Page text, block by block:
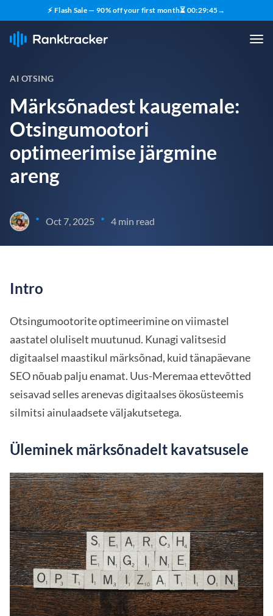
⚡ Flash Sale — 90% off your first month⏳ 00:29:43→
AI OTSING
Märksõnadest kaugemale:
Otsingumootori
optimeerimise järgmine
areng
• Oct 7, 2025 • 4 min read
Intro
Otsingumootorite optimeerimine on viimastel
aastatel oluliselt muutunud. Kunagi valitsesid
digitaalsel maastikul märksõnad, kuid tänapäevane
SEO nõuab palju enamat. Uus-Meremaa ettevõtted
seisavad selles arenevas digitaalses ökosüsteemis
silmitsi ainulaadsete väljakutsetega.
Üleminek märksõnadelt kavatsusele